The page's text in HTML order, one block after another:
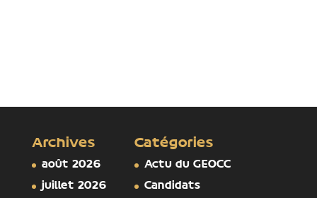
Archives
août 2026
juillet 2026
Catégories
Actu du GEOCC
Candidats